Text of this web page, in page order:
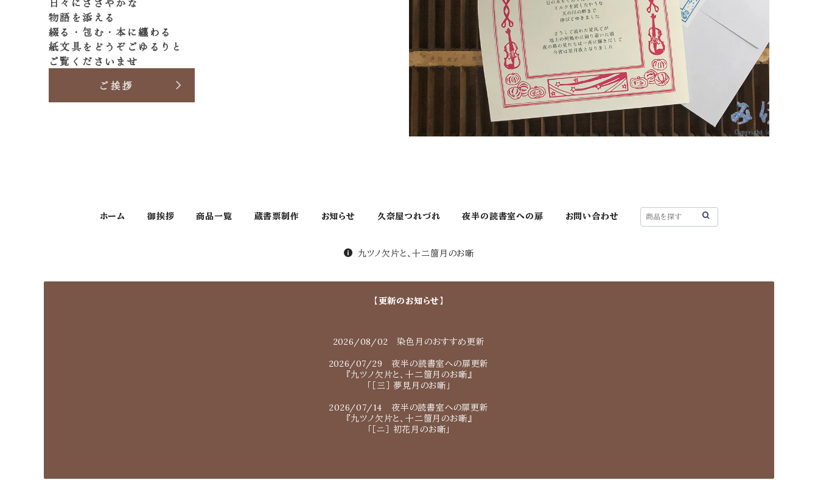
物語を添える
綴る・包む・本に纏わる
紙文具をどうぞごゆるりと
ご覧くださいませ
ご挨拶
ホーム 御挨拶 商品一覧 蔵書票制作 お知らせ 久奈屋つれづれ 夜半の読書室への扉 お問い合わせ
九ツノ欠片と、十二箇月のお噺
【更新のお知らせ】
2026/08/02 染色月のおすすめ更新
2026/07/29 夜半の読書室への扉更新
『九ツノ欠片と、十二箇月のお噺』
「［三］ 夢見月のお噺」
2026/07/14 夜半の読書室への扉更新
『九ツノ欠片と、十二箇月のお噺』
「［ニ］ 初花月のお噺」